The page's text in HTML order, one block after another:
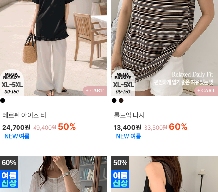
+ CART
●
테르펜 아이스 티
24,700원 49,400원 50%
+ CART
● ●
롤드업 나시
13,400원 33,500원 60%
60% 50%